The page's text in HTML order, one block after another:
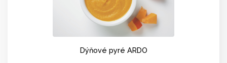
Dýňové pyré ARDO